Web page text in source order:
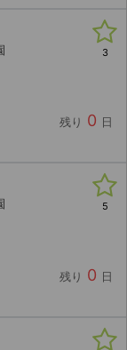
残り 0 日
3
残り 0 日
5